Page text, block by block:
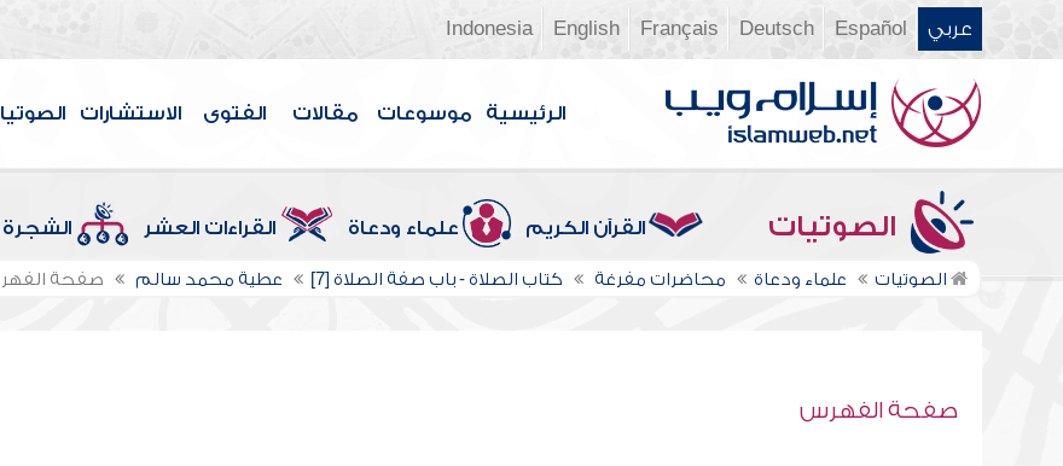
عربي Español
Deutsch
Français
English
Indonesia
الرئيسية موسوعات مقالات الفتوى الاستشارات
الصوتيات القرآن الكريم علماء ودعاة القراءات العشر الشجرة
الصوتيات علماء ودعاة محاضرات مفرغة كتاب الصلاة - باب صفة الصلاة [7] عطية محمد سالم صفحة
صفحة الفهرس